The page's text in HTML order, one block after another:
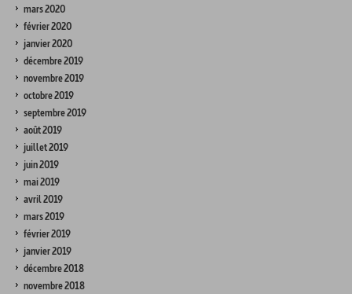
mars 2020
février 2020
janvier 2020
décembre 2019
novembre 2019
octobre 2019
septembre 2019
août 2019
juillet 2019
juin 2019
mai 2019
avril 2019
mars 2019
février 2019
janvier 2019
décembre 2018
novembre 2018